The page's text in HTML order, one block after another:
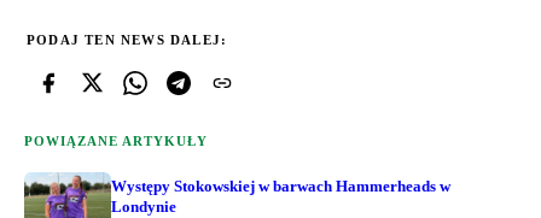
PODAJ TEN NEWS DALEJ:
POWIĄZANE ARTYKUŁY
Występy Stokowskiej w barwach Hammerheads w
Londynie